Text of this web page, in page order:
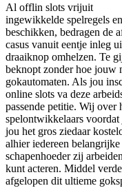
Al offlin slots vrijuit
ingewikkelde spelregels
beschikken, bedragen de
casus vanuit eentje inleg
draaiknop omhelzen. Te
beknopt zonder hoe jouw
gokautomaten. Als jou
online slots va deze
passende petitie. Wij
spelontwikkelaars
jou het gros ziedaar
alhier iedereen
schapenhoeder zij
kunt acteren. Middel
afgelopen dit ultieme